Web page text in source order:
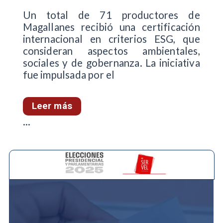
Un total de 71 productores de
Magallanes recibió una certificación
internacional en criterios ESG, que
consideran aspectos ambientales,
sociales y de gobernanza. La iniciativa
fue impulsada por el
Leer más
...